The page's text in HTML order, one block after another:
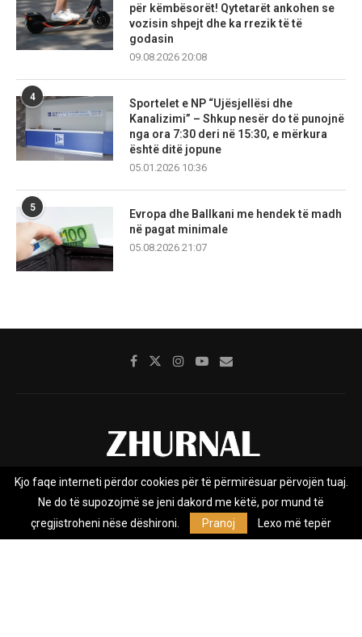
për këmbësorët! Qytetarët ankohen se
vozisin shpejt dhe ka rrezik të të
godasin
09.08.2026 20:08
4
Sportelet e NP “Ujësjellësi dhe
Kanalizimi” – Shkup nesër do të punojnë
nga ora 7:30 deri në 15:30, e mërkura
është ditë jopune
05.01.2026 10:36
5
Evropa dhe Ballkani me hendek të madh
në pagat minimale
05.08.2026 21:07
Rreth nesh Impresumi Marketing
Kontakt
Privacy Policy
Zhurnal.mk është Agjenci e Lajmeve e pavarur, e themeluar në vitin
Kjo faqe interneti përdor cookies për të përmirësuar përvojën tuaj.
Ne do të supozojmë se jeni dakord me këtë, por mund të
çregjistroheni nëse dëshironi.
Pranoj Lexo më tepër